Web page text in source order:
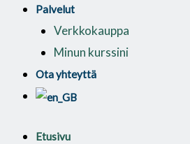
Palvelut
Verkkokauppa
Minun kurssini
Ota yhteyttä
Etusivu
määrä